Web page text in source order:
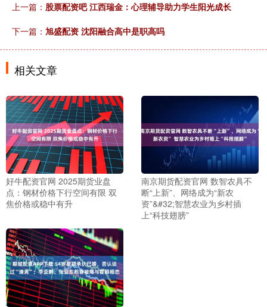
上一篇： 股票配资吧 江西瑞金：心理辅导助力学生阳光成长
下一篇： 旭盛配资 沈阳融合高中是职高吗
相关文章
好牛配资官网 2025期货业盘
点：钢材价格下行空间有限 双
焦价格或稳中有升
南京期货配资官网 数智农具不
断“上新”、网络成为“新农
资”&#32;智慧农业为乡村插
上“科技翅膀”